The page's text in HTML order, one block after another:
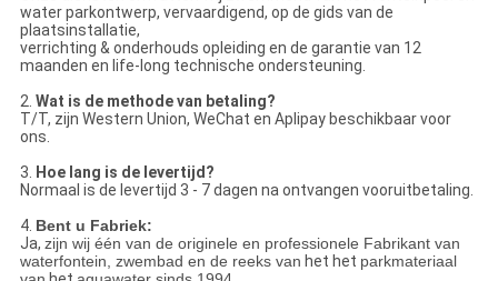
water parkontwerp, vervaardigend, op de gids van de
plaatsinstallatie,
verrichting & onderhouds opleiding en de garantie van 12
maanden en life-long technische ondersteuning.
2. Wat is de methode van betaling?
T/T, zijn Western Union, WeChat en Aplipay beschikbaar voor
ons.
3.
Hoe lang is de levertijd?
Normaal is de levertijd 3 - 7 dagen na ontvangen vooruitbetaling.
4. Bent u Fabriek:
Ja, zijn wij één van de originele en professionele Fabrikant van
waterfontein, zwembad en de reeks van het het parkmateriaal